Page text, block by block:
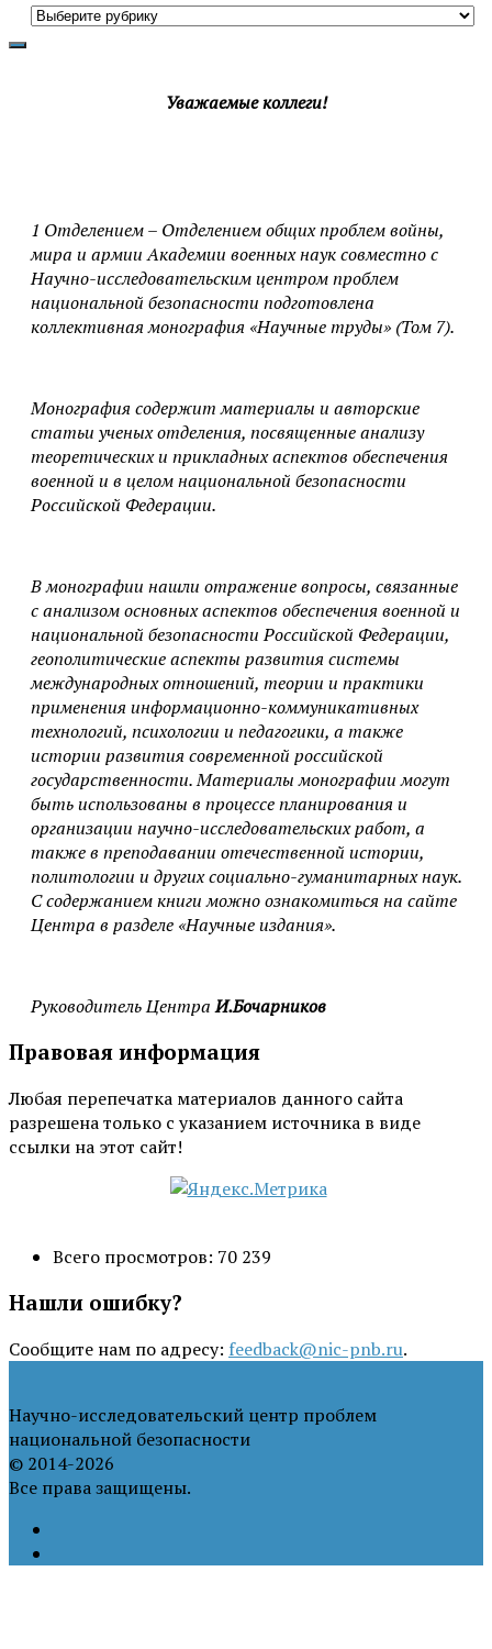
Все
Уважаемые коллеги!
1 Отделением – Отделением общих проблем войны,
мира и армии Академии военных наук совместно с
Научно-исследовательским центром проблем
национальной безопасности подготовлена
коллективная монография «Научные труды» (Том 7).
Монография содержит материалы и авторские
статьи ученых отделения, посвященные анализу
теоретических и прикладных аспектов обеспечения
военной и в целом национальной безопасности
Российской Федерации.
В монографии нашли отражение вопросы, связанные
с анализом основных аспектов обеспечения военной и
национальной безопасности Российской Федерации,
геополитические аспекты развития системы
международных отношений, теории и практики
применения информационно-коммуникативных
технологий, психологии и педагогики, а также
истории развития современной российской
государственности. Материалы монографии могут
быть использованы в процессе планирования и
организации научно-исследовательских работ, а
также в преподавании отечественной истории,
политологии и других социально-гуманитарных наук.
С содержанием книги можно ознакомиться на сайте
Центра в разделе «Научные издания».
Руководитель ЦентраИ.Бочарников
Правовая информация
Любая перепечатка материалов данного сайта
разрешена только с указанием источника в виде
ссылки на этот сайт!
Всего просмотров: 70 239
Нашли ошибку?
Сообщите нам по адресу: feedback@nic-pnb.ru.
Научно-исследовательский центр проблем
национальной безопасности
© 2014-2026
Все права защищены.